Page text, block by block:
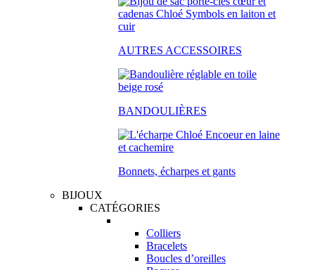
AUTRES ACCESSOIRES
BANDOULIÈRES
Bonnets, écharpes et gants
BIJOUX
CATÉGORIES
Colliers
Bracelets
Boucles d’oreilles